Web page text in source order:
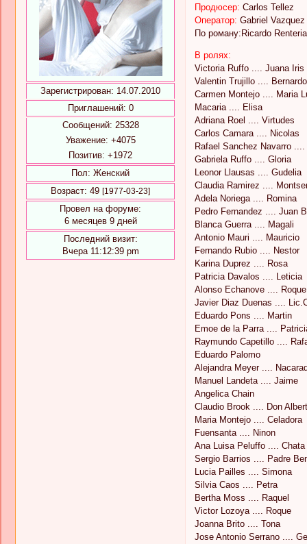
Зарегистрирован: 14.07.2010
Приглашений: 0
Сообщений: 25328
Уважение: +4075
Позитив: +1972
Пол: Женский
Возраст: 49 [1977-03-23]
Провел на форуме:
6 месяцев 9 дней
Последний визит:
Вчера 11:12:39 pm
Продюсер: Carlos Tellez
Оператор: Gabriel
По роману:Ricardo Renteria
В ролях:
Victoria Ruffo .... Juana Iris
Valentin Trujillo .... Bernardo
Carmen Montejo .... Maria
Macaria .... Elisa
Adriana Roel .... Virtudes
Carlos Camara .... Nicolas
Rafael Sanchez Navarro
Gabriela Ruffo .... Gloria
Leonor Llausas .... Gudelia
Claudia Ramirez ....
Adela Noriega .... Romina
Pedro Fernandez .... Juan
Blanca Guerra .... Magali
Antonio Mauri .... Mauricio
Fernando Rubio .... Nestor
Karina Duprez .... Rosa
Patricia Davalos .... Leticia
Alonso Echanove .... Roque
Javier Diaz Duenas ....
Eduardo Pons .... Martin
Emoe de la Parra ....
Raymundo Capetillo ....
Eduardo Palomo
Alejandra Meyer ....
Manuel Landeta .... Jaime
Angelica Chain
Claudio Brook .... Don
Maria Montejo .... Celadora
Fuensanta .... Ninon
Ana Luisa Peluffo .... Chata
Sergio Barrios .... Padre
Lucia Pailles .... Simona
Silvia Caos .... Petra
Bertha Moss .... Raquel
Victor Lozoya .... Roque
Joanna Brito .... Tona
Jose Antonio Serrano ....